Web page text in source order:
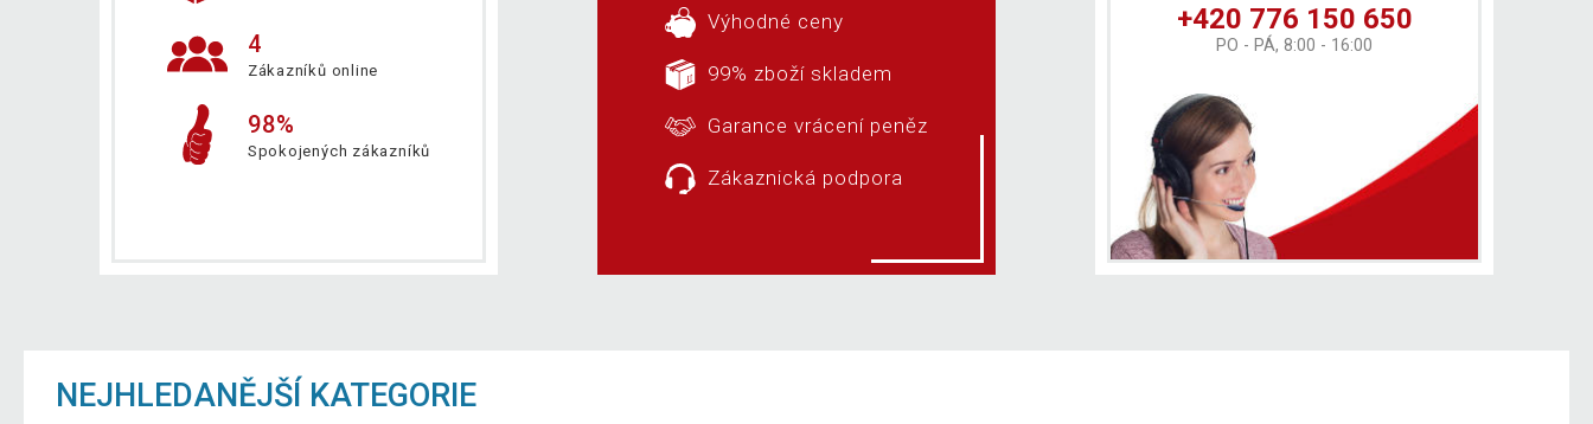
4
Zákazníků online
98%
Spokojených zákazníků
Výhodné ceny
99% zboží skladem
Garance vrácení peněz
Zákaznická podpora
+420 776 150 650
PO - PÁ, 8:00 - 16:00
NEJHLEDANĚJŠÍ KATEGORIE